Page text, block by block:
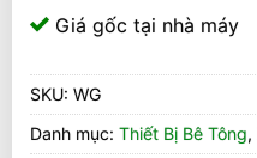
Giá gốc tại nhà máy
SKU: WG
Danh mục: Thiết Bị Bê Tông,